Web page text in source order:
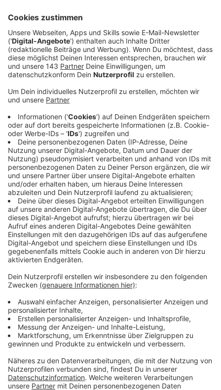
Prozent. Auch Tobias Prinz von der SIHK spricht
Speziell unter Druck ist die Branche der
Industrie. Die merkt es aktuell noch am
stärksten. Dem Handel geht es da schon ein
Bisschen besser und ja, die besten
konjunkturellen Zahlen kriegen wir aktuell
aus dem Bereich der Dienstleistungen
gespiegelt.
Zum Jahresbeginn gab es laut SIHK aber in vielen
Bereichen positive Signale. Die
Zukunftserwartungen bei den Unternehmen sind
auf den höchsten Stand seit drei Jahren
geklettert.
Veröffentlicht:Mittwoch, 18.03.2026 05:57
Anzeige
Auch in der Gastronomie ist die Stimmung
verhalten
Anzeige
Kann ich mir einen Restaurant-Besuch noch leisten?
Immer mehr Menschen beantworten das mit "nein" -
davon geht der Hotel- und Gaststättenverband bei
uns aus. Die Menschen sind vorsichtig und sparen als